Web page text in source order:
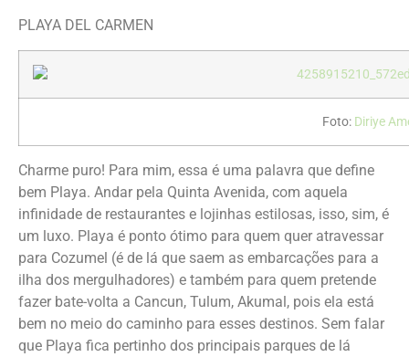
PLAYA DEL CARMEN
Foto: Diriye
Charme puro! Para mim, essa é uma palavra que define
bem Playa. Andar pela Quinta Avenida, com aquela
infinidade de restaurantes e lojinhas estilosas, isso, sim, é
um luxo. Playa é ponto ótimo para quem quer atravessar
para Cozumel (é de lá que saem as embarcações para a
ilha dos mergulhadores) e também para quem pretende
fazer bate-volta a Cancun, Tulum, Akumal, pois ela está
bem no meio do caminho para esses destinos. Sem falar
que Playa fica pertinho dos principais parques de lá